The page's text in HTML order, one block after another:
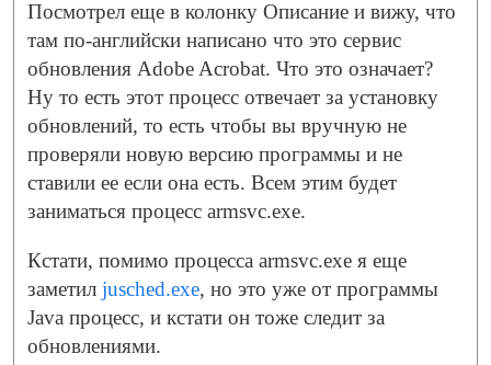
Посмотрел еще в колонку Описание и вижу, что
там по-английски написано что это сервис
обновления Adobe Acrobat. Что это означает?
Ну то есть этот процесс отвечает за установку
обновлений, то есть чтобы вы вручную не
проверяли новую версию программы и не
ставили ее если она есть. Всем этим будет
заниматься процесс armsvc.exe.
Кстати, помимо процесса armsvc.exe я еще
заметил jusched.exe, но это уже от программы
Java процесс, и кстати он тоже следит за
обновлениями.